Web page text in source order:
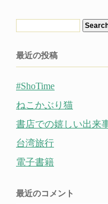
レ
ス
最近の投稿
#ShoTime
ねこかぶり猫
書店での嬉しい出来
台湾旅行
電子書籍
最近のコメント